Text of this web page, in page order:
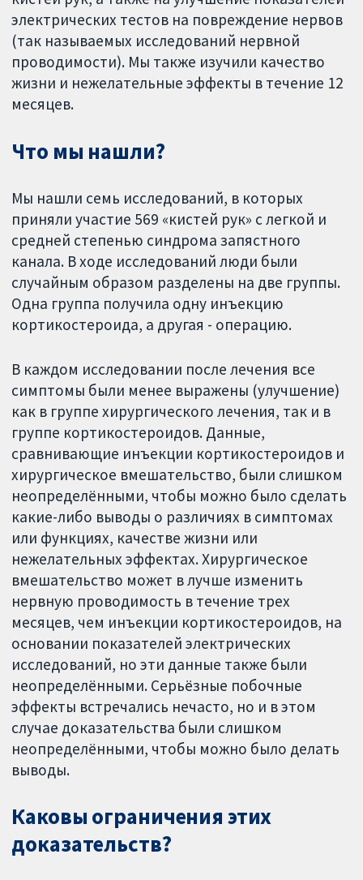
электрических тестов на повреждение нервов
(так называемых исследований нервной
проводимости). Мы также изучили качество
жизни и нежелательные эффекты в течение 12
месяцев.
Что мы нашли?
Мы нашли семь исследований, в которых
приняли участие 569 «кистей рук» с легкой и
средней степенью синдрома запястного
канала. В ходе исследований люди были
случайным образом разделены на две группы.
Одна группа получила одну инъекцию
кортикостероида, а другая - операцию.
В каждом исследовании после лечения все
симптомы были менее выражены (улучшение)
как в группе хирургического лечения, так и в
группе кортикостероидов. Данные,
сравнивающие инъекции кортикостероидов и
хирургическое вмешательство, были слишком
неопределёнными, чтобы можно было сделать
какие-либо выводы о различиях в симптомах
или функциях, качестве жизни или
нежелательных эффектах. Хирургическое
вмешательство может в лучше изменить
нервную проводимость в течение трех
месяцев, чем инъекции кортикостероидов, на
основании показателей электрических
исследований, но эти данные также были
неопределёнными. Серьёзные побочные
эффекты встречались нечасто, но и в этом
случае доказательства были слишком
неопределёнными, чтобы можно было делать
выводы.
Каковы ограничения этих
доказательств?